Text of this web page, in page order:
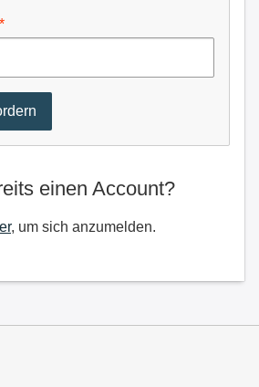
einen Account?
, um sich anzumelden.